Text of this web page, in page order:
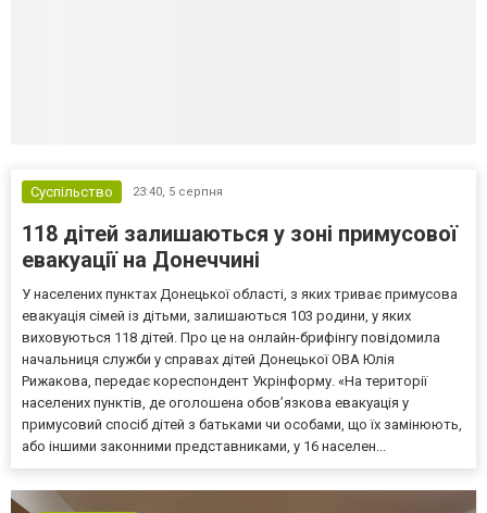
Суспільство 23:40, 5 серпня
118 дітей залишаються у зоні примусової
евакуації на Донеччині
У населених пунктах Донецької області, з яких триває примусова
евакуація сімей із дітьми, залишаються 103 родини, у яких
виховуються 118 дітей. Про це на онлайн-брифінгу повідомила
начальниця служби у справах дітей Донецької ОВА Юлія
Рижакова, передає кореспондент Укрінформу. «На території
населених пунктів, де оголошена обов’язкова евакуація у
примусовий спосіб дітей з батьками чи особами, що їх замінюють,
або іншими законними представниками, у 16 населен...